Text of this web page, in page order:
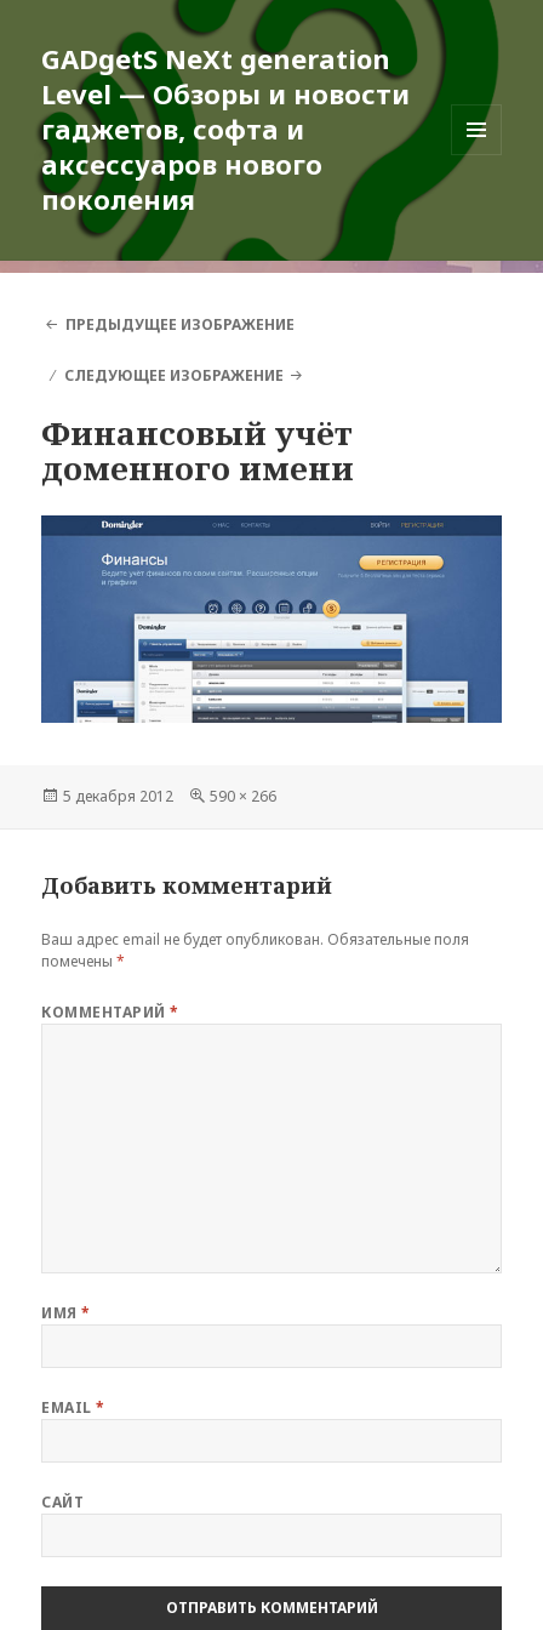
GADgetS NeXt generation
Level — Обзоры и новости
гаджетов, софта и
аксессуаров нового
поколения
МЕНЮ
ПРЕДЫДУЩЕЕ ИЗОБРАЖЕНИЕ
СЛЕДУЮЩЕЕ ИЗОБРАЖЕНИЕ
Финансовый учёт
доменного имени
Опубликовано
5 декабря 2012
Полный
590 × 266
Добавить комментарий
Ваш адрес email не будет опубликован. Обязательные поля
помечены*
КОММЕНТАРИЙ*
ИМЯ*
EMAIL*
САЙТ